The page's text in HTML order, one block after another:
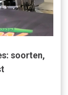
soorten,